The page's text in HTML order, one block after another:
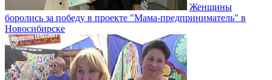
Женщины
боролись за победу в проекте "Мама-предприниматель" в
Новосибирске